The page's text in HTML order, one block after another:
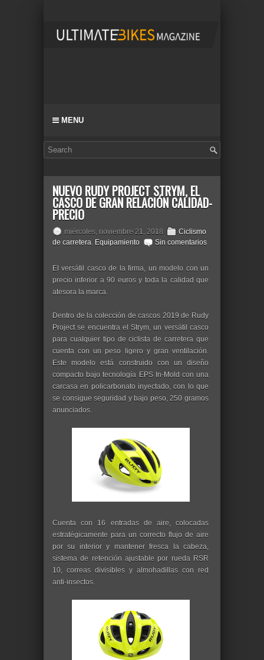
MENU
NUEVO RUDY PROJECT STRYM, EL
CASCO DE GRAN RELACIÓN CALIDAD-
PRECIO
miércoles, noviembre 21, 2018
Ciclismo
de carretera, Equipamiento Sin comentarios
El versátil casco de la firma, un modelo con un
precio inferior a 90 euros y toda la calidad que
atesora la marca.
Dentro de la colección de cascos 2019 de Rudy
Project se encuentra el Strym, un versátil casco
para cualquier tipo de ciclista de carretera que
cuenta con un peso ligero y gran ventilación.
Este modelo está construido con un diseño
compacto bajo tecnología EPS In-Mold con una
carcasa en policarbonato inyectado, con lo que
se consigue seguridad y bajo peso, 250 gramos
anunciados.
Cuenta con 16 entradas de aire, colocadas
estratégicamente para un correcto flujo de aire
por su interior y mantener fresca la cabeza,
sistema de retención ajustable por rueda RSR
10, correas divisibles y almohadillas con red
anti-insectos.